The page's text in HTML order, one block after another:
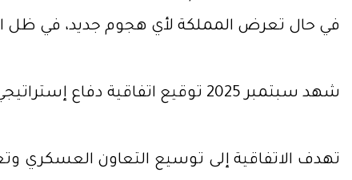
في حال تعرض المملكة لأي هجوم جديد، في ظل
شهد سبتمبر 2025 توقيع اتفاقية دفاع إستراتيجي مشترك بين ولي العهد السعودي محمد بن سلمان ورئيس الوزراء الباكستاني شهباز شريف في
تهدف الاتفاقية إلى توسيع التعاون العسكري